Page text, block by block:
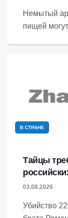
Немытый
пищей
В СТРАНЕ
Тайцы
03.08.2026
Убийство